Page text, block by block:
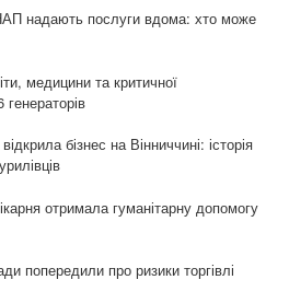
надають послуги вдома: хто може
медицини та критичної
бізнес на Вінниччині: історія
отримала гуманітарну допомогу
попередили про ризики торгівлі